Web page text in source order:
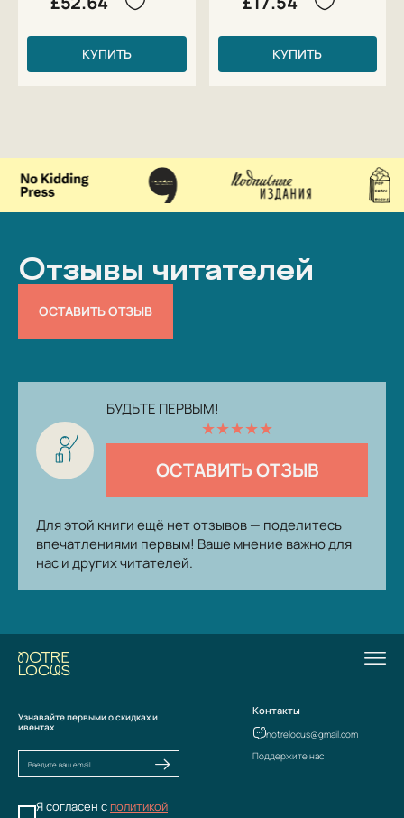
КУПИТЬ КУПИТЬ
Отзывы читателей
ОСТАВИТЬ ОТЗЫВ
БУДЬТЕ ПЕРВЫМ!
★★★★★
ОСТАВИТЬ ОТЗЫВ
Для этой книги ещё нет отзывов — поделитесь
впечатлениями первым! Ваше мнение важно для
нас и других читателей.
Узнавайте первыми о скидках и
ивентах
Я согласен с политикой
Контакты
notrelocus@gmail.com
Поддержите нас